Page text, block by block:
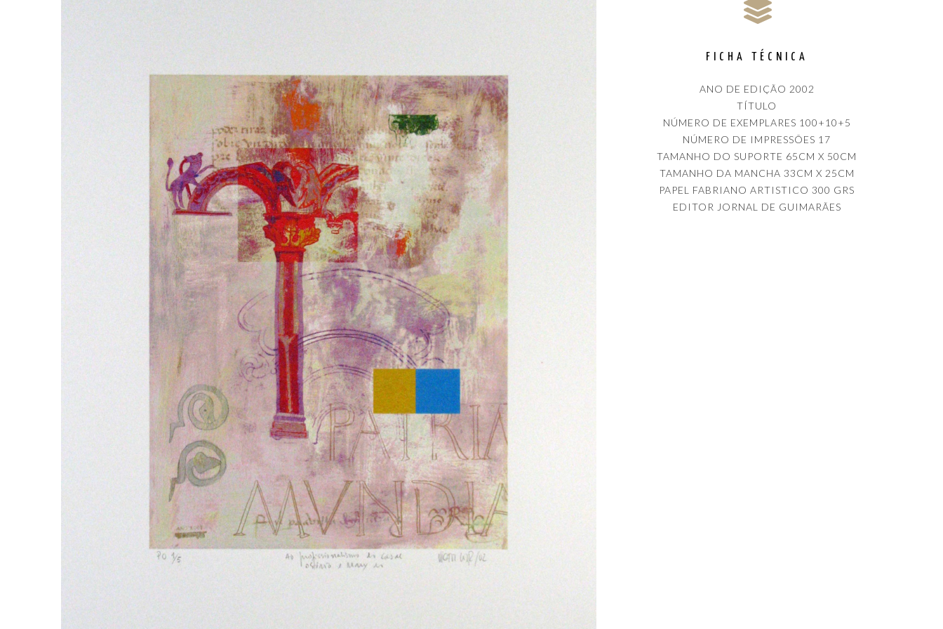
FICHA TÉCNICA
ANO DE EDIÇÃO 2002
TÍTULO
NÚMERO DE EXEMPLARES 100+10+5
NÚMERO DE IMPRESSÕES 17
TAMANHO DO SUPORTE 65CM X 50CM
TAMANHO DA MANCHA 33CM X 25CM
PAPEL FABRIANO ARTISTICO 300 GRS
EDITOR JORNAL DE GUIMARÃES